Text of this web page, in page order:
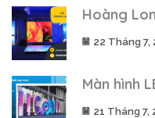
Hoàng
22 Tháng 7,
Màn hình
21 Tháng 7,